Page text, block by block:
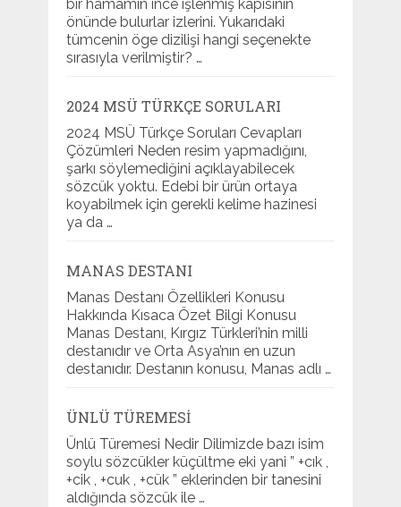
bir hamamın ince işlenmiş kapısının
önünde bulurlar izlerini. Yukarıdaki
tümcenin öge dizilişi hangi seçenekte
sırasıyla verilmiştir? …
2024 MSÜ TÜRKÇE SORULARI
2024 MSÜ Türkçe Soruları Cevapları
Çözümleri Neden resim yapmadığını,
şarkı söylemediğini açıklayabilecek
sözcük yoktu. Edebi bir ürün ortaya
koyabilmek için gerekli kelime hazinesi
ya da …
MANAS DESTANI
Manas Destanı Özellikleri Konusu
Hakkında Kısaca Özet Bilgi Konusu
Manas Destanı, Kırgız Türkleri’nin milli
destanıdır ve Orta Asya’nın en uzun
destanıdır. Destanın konusu, Manas adlı …
ÜNLÜ TÜREMESI
Ünlü Türemesi Nedir Dilimizde bazı isim
soylu sözcükler küçültme eki yani ” +cık ,
+cik , +cuk , +cük ” eklerinden bir tanesini
aldığında sözcük ile …